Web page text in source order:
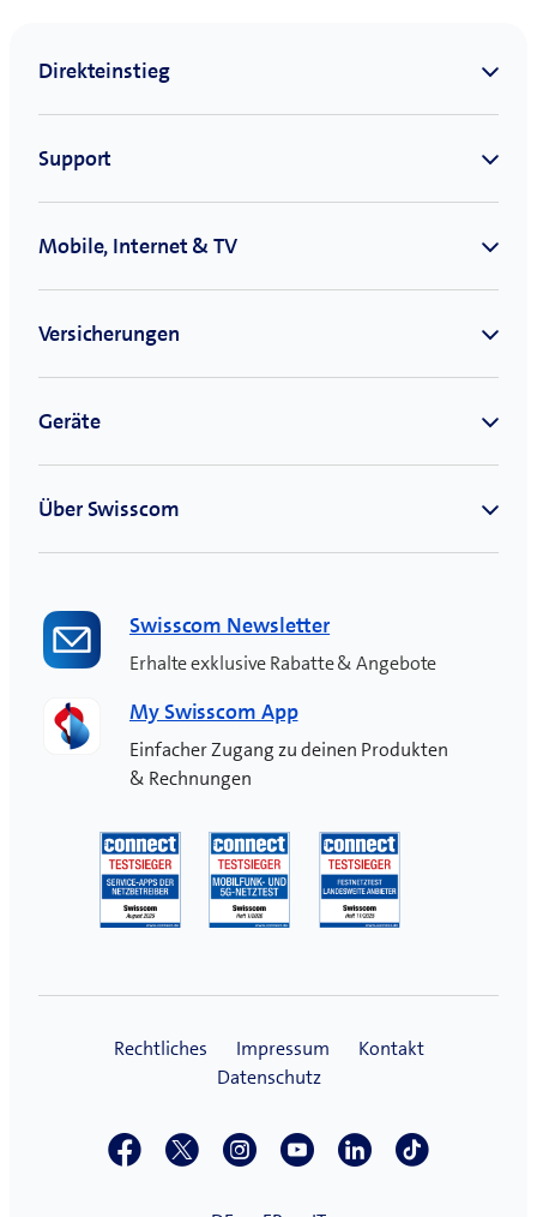
Lösung
Mietzinsdepot
Swisscom Newsletter
Erhalte exklusive Rabatte & Angebote
My Swisscom App
Einfacher Zugang zu deinen Produkten
& Rechnungen